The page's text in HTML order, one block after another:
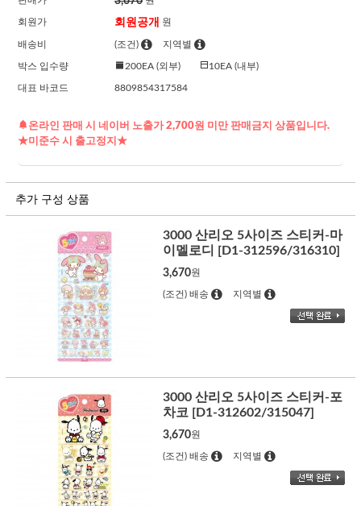
회원가 회원공개 원
배송비 (조건) 지역별
박스 입수량 200EA (외부) 10EA (내부)
대표 바코드 8809854317584
온라인 판매 시 네이버 노출가 2,700원 미만 판매금지 상품입니다.
★미준수 시 출고정지★
추가 구성 상품
3000 산리오 5사이즈 스티커-마
이멜로디 [D1-312596/316310]
3,670원
(조건) 배송 지역별
3000 산리오 5사이즈 스티커-포
차코 [D1-312602/315047]
3,670원
(조건) 배송 지역별